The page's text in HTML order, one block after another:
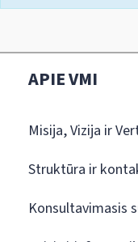
APIE VMI
Misija, Vizija ir
Struktūra ir
Konsultavimasis